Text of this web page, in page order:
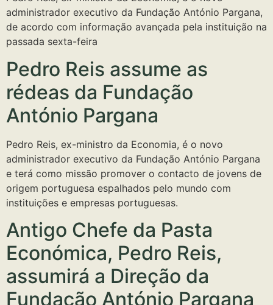
administrador executivo da Fundação António Pargana,
de acordo com informação avançada pela instituição na
passada sexta-feira
Pedro Reis assume as
rédeas da Fundação
António Pargana
Pedro Reis, ex-ministro da Economia, é o novo
administrador executivo da Fundação António Pargana
e terá como missão promover o contacto de jovens de
origem portuguesa espalhados pelo mundo com
instituições e empresas portuguesas.
Antigo Chefe da Pasta
Económica, Pedro Reis,
assumirá a Direção da
Fundação António Pargana